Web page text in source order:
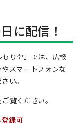
に配信！
りや」では、広報
スマートフォンな
い。
覧ください。
録可